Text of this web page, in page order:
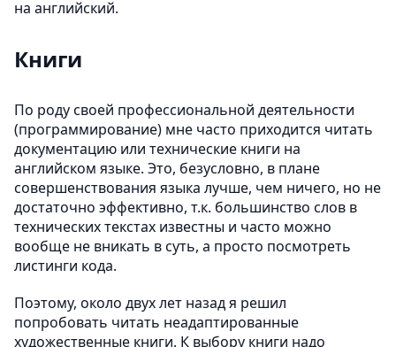
на английский.
Книги
По роду своей профессиональной деятельности
(программирование) мне часто приходится читать
документацию или технические книги на
английском языке. Это, безусловно, в плане
совершенствования языка лучше, чем ничего, но не
достаточно эффективно, т.к. большинство слов в
технических текстах известны и часто можно
вообще не вникать в суть, а просто посмотреть
листинги кода.
Поэтому, около двух лет назад я решил
попробовать читать неадаптированные
художественные книги. К выбору книги надо